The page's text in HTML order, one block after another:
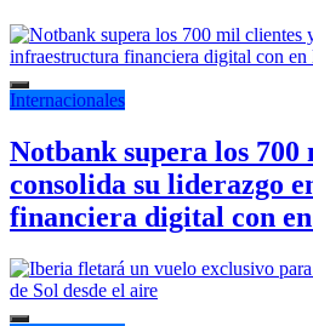
Internacionales
Notbank supera los 700
consolida su liderazgo
financiera digital con